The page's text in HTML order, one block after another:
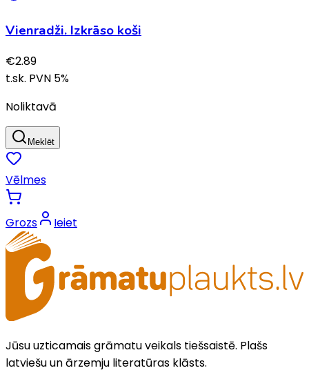
Vienradži. Izkrāso koši
€2.89
t.sk. PVN 5%
Noliktavā
Meklēt
Vēlmes
Grozs Ieiet
Jūsu uzticamais grāmatu veikals tiešsaistē. Plašs
latviešu un ārzemju literatūras klāsts.